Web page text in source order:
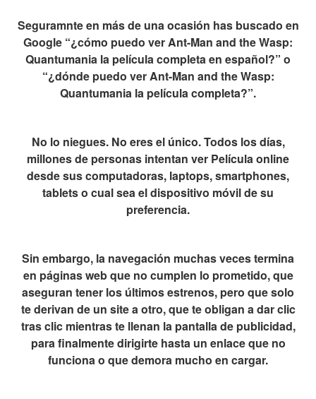
Seguramnte en más de una ocasión has buscado en
Google “¿cómo puedo ver Ant-Man and the Wasp:
Quantumania la película completa en español?” o
“¿dónde puedo ver Ant-Man and the Wasp:
Quantumania la película completa?”.
No lo niegues. No eres el único. Todos los días,
millones de personas intentan ver Película online
desde sus computadoras, laptops, smartphones,
tablets o cual sea el dispositivo móvil de su
preferencia.
Sin embargo, la navegación muchas veces termina
en páginas web que no cumplen lo prometido, que
aseguran tener los últimos estrenos, pero que solo
te derivan de un site a otro, que te obligan a dar clic
tras clic mientras te llenan la pantalla de publicidad,
para finalmente dirigirte hasta un enlace que no
funciona o que demora mucho en cargar.